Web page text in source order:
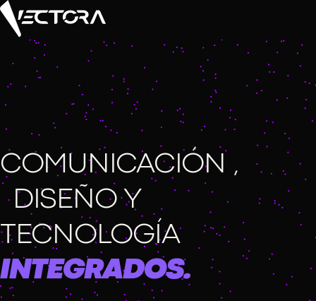
COMUNICACIÓN ,
DISEÑO Y
TECNOLOGÍA
INTEGRADOS.